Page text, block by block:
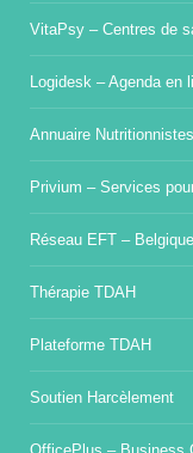
VitaPsy – Centres de
Logidesk – Agenda en
Annuaire
Privium – Services
Réseau EFT – Belgique
Thérapie TDAH
Plateforme TDAH
Soutien Harcèlement